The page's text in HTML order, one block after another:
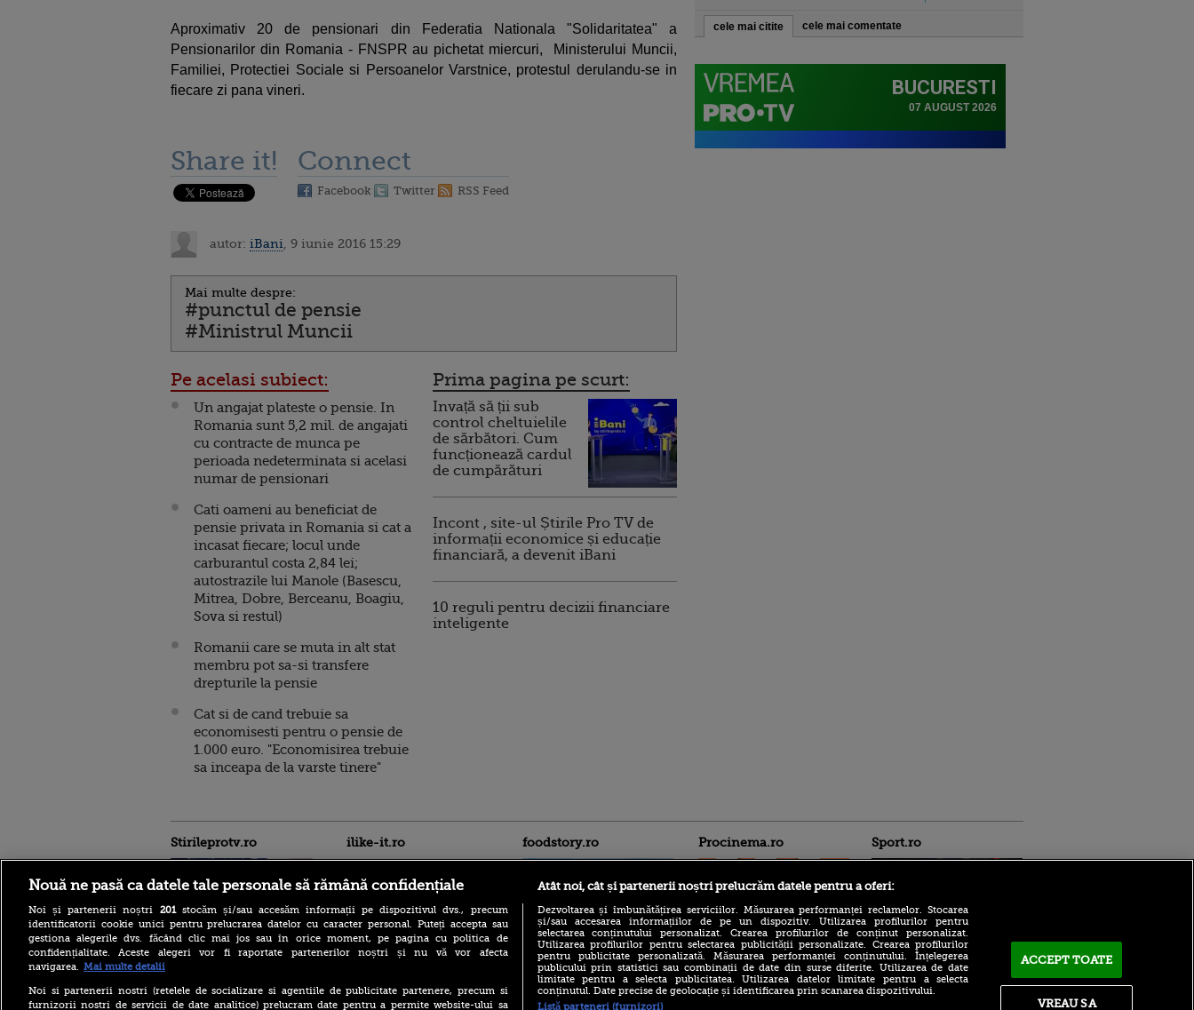
Aproximativ 20 de pensionari din Federatia Nationala "Solidaritatea" a
Pensionarilor din Romania - FNSPR au pichetat miercuri, Ministerului Muncii,
Familiei, Protectiei Sociale si Persoanelor Varstnice, protestul derulandu-se in
fiecare zi pana vineri.
Share it! Connect
Facebook Twitter RSS Feed
autor: iBani , 9 iunie 2016 15:29
Mai multe despre:
#punctul de pensie
#Ministrul Muncii
Pe acelasi subiect:
Un angajat plateste o pensie. In
Romania sunt 5,2 mil. de angajati
cu contracte de munca pe
perioada nedeterminata si acelasi
numar de pensionari
Cati oameni au beneficiat de
pensie privata in Romania si cat a
incasat fiecare; locul unde
carburantul costa 2,84 lei;
autostrazile lui Manole (Basescu,
Mitrea, Dobre, Berceanu, Boagiu,
Sova si restul)
Romanii care se muta in alt stat
membru pot sa-si transfere
drepturile la pensie
Cat si de cand trebuie sa
economisesti pentru o pensie de
1.000 euro. "Economisirea trebuie
sa inceapa de la varste tinere"
Prima pagina pe scurt:
Invață să ții sub
control cheltuielile
de sărbători. Cum
funcționează cardul
de cumpărături
Incont , site-ul Știrile Pro TV de
informații economice și educație
financiară, a devenit iBani
10 reguli pentru decizii financiare
inteligente
cele mai citite cele mai comentate
Stirileprotv.ro
Jurnaliștii care cer viză vor
fi verificați pe rețelele
ilike-it.ro foodstory.ro
(P) Descoperă Lumea
Evenimentelor din România
cu Transilvania Events!
Procinema.ro
Emoții intense pentru
Sebastian Stan! Iubita lui,
Sport.ro
Gianni Infantino, sprijinit în
urma amenințărilor de la
UEFA
Nouă ne pasă ca datele tale personale să rămână confidențiale
Noi și partenerii noștri 201stocăm și/sau accesăm informații pe dispozitivul dvs., precum
identificatorii cookie unici pentru prelucrarea datelor cu caracter personal. Puteți accepta sau
gestiona alegerile dvs. făcând clic mai jos sau în orice moment, pe pagina cu politica de
confidențialitate. Aceste alegeri vor fi raportate partenerilor noștri și nu vă vor afecta
navigarea. Mai multe detalii
Noi si partenerii nostri (retelele de socializare si agentiile de publicitate partenere, precum si
furnizorii nostri de servicii de date analitice) prelucram date pentru a permite website-ului sa
Atât noi, cât și partenerii noștri prelucrăm datele pentru a oferi:
Dezvoltarea și îmbunătățirea serviciilor. Măsurarea performanței reclamelor. Stocarea
și/sau accesarea informațiilor de pe un dispozitiv. Utilizarea profilurilor pentru
selectarea conținutului personalizat. Crearea profilurilor de conținut personalizat.
Utilizarea profilurilor pentru selectarea publicității personalizate. Crearea profilurilor
pentru publicitate personalizată. Măsurarea performanței conținutului. Înțelegerea
publicului prin statistici sau combinații de date din surse diferite. Utilizarea de date
limitate pentru a selecta publicitatea. Utilizarea datelor limitate pentru a selecta
conținutul. Date precise de geolocație și identificarea prin scanarea dispozitivului.
Listă parteneri (furnizori)
ACCEPT TOATE
VREAU SA